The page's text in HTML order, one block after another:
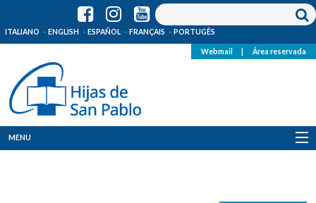
ITALIANO ENGLISH ESPAÑOL FRANÇAIS PORTUGÊS
Webmail Área reservada
MENU